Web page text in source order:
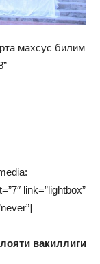
махсус билим
link=”lightbox”
вакиллиги